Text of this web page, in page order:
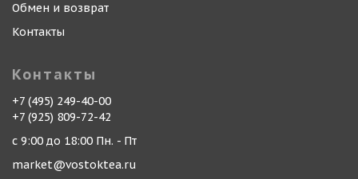
Обмен и возврат
Контакты
Контакты
+7 (495) 249-40-00
+7 (925) 809-72-42
с 9:00 до 18:00 Пн. - Пт
market@vostoktea.ru